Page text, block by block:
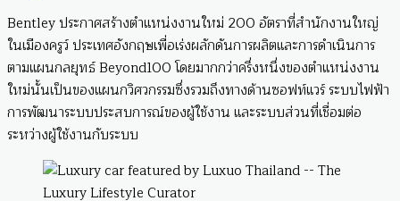
Bentley ประกาศสร้างตำแหน่งงานใหม่ 200 อัตราที่สำนักงานใหญ่
ในเมืองครูว์ ประเทศอังกฤษเพื่อเร่งผลักดันการผลิตและการดำเนินการ
ตามแผนกลยุทธ์ Beyond100 โดยมากกว่าครึ่งหนึ่งของตำแหน่งงาน
ใหม่นั้นเป็นของแผนกวิศวกรรมซึ่งรวมถึงทางด้านซอฟท์แวร์ ระบบไฟฟ้า
การพัฒนาระบบประสบการณ์ของผู้ใช้งาน และระบบส่วนที่เชื่อมต่อ
ระหว่างผู้ใช้งานกับระบบ